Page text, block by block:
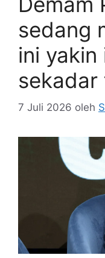
sedang
ini
sekadar
7 Juli 2026 oleh